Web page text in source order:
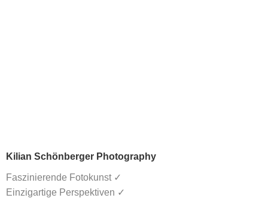
Kilian Schönberger Photography
Faszinierende Fotokunst ✓
Einzigartige Perspektiven ✓